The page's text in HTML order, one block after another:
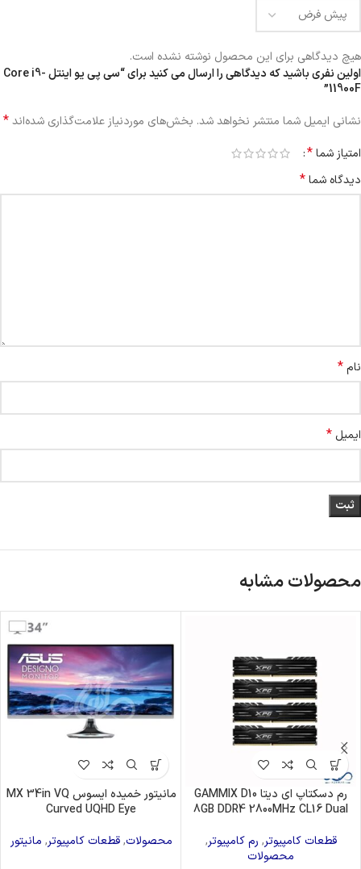
هیچ دیدگاهی برای این محصول نوشته نشده است.
اولین نفری باشید که دیدگاهی را ارسال می کنید برای “سی پی یو اینتل Core i9-
11900F”
نشانی ایمیل شما منتشر نخواهد شد. بخش‌های موردنیاز علامت‌گذاری شده‌اند*
امتیاز شما*
دیدگاه شما*
نام*
ایمیل *
محصولات مشابه
رم دسکتاپ ای دیتا GAMMIX D10
8GB DDR4 2800MHz CL16 Dual
قطعات کامپیوتر, رم کامپیوتر,
محصولات
مانیتور خمیده ایسوس MX 34in VQ
Curved UQHD Eye
محصولات,قطعات کامپیوتر, مانیتور